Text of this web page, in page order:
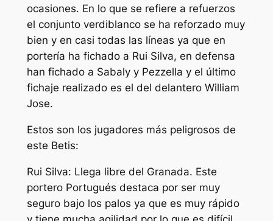
ocasiones. En lo que se refiere a refuerzos
el conjunto verdiblanco se ha reforzado muy
bien y en casi todas las líneas ya que en
portería ha fichado a Rui Silva, en defensa
han fichado a Sabaly y Pezzella y el último
fichaje realizado es el del delantero William
Jose.
Estos son los jugadores más peligrosos de
este Betis:
Rui Silva: Llega libre del Granada. Este
portero Portugués destaca por ser muy
seguro bajo los palos ya que es muy rápido